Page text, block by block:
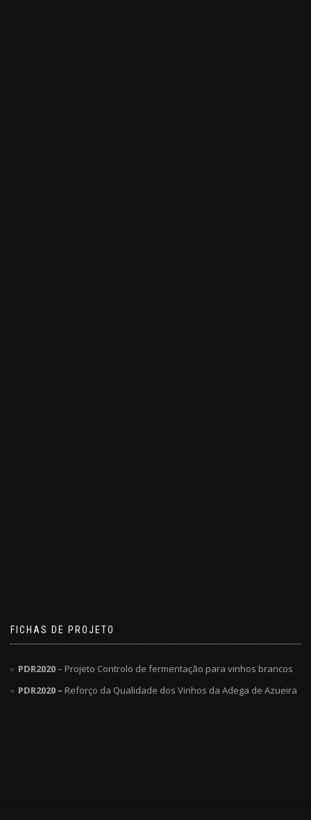
FICHAS DE PROJETO
PDR2020– Projeto Controlo de fermentação para vinhos brancos
PDR2020 – Reforço da Qualidade dos Vinhos da Adega de Azueira